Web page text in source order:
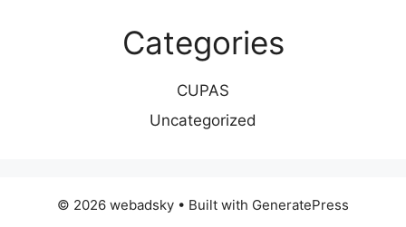
Categories
CUPAS
Uncategorized
© 2026 webadsky • Built with GeneratePress